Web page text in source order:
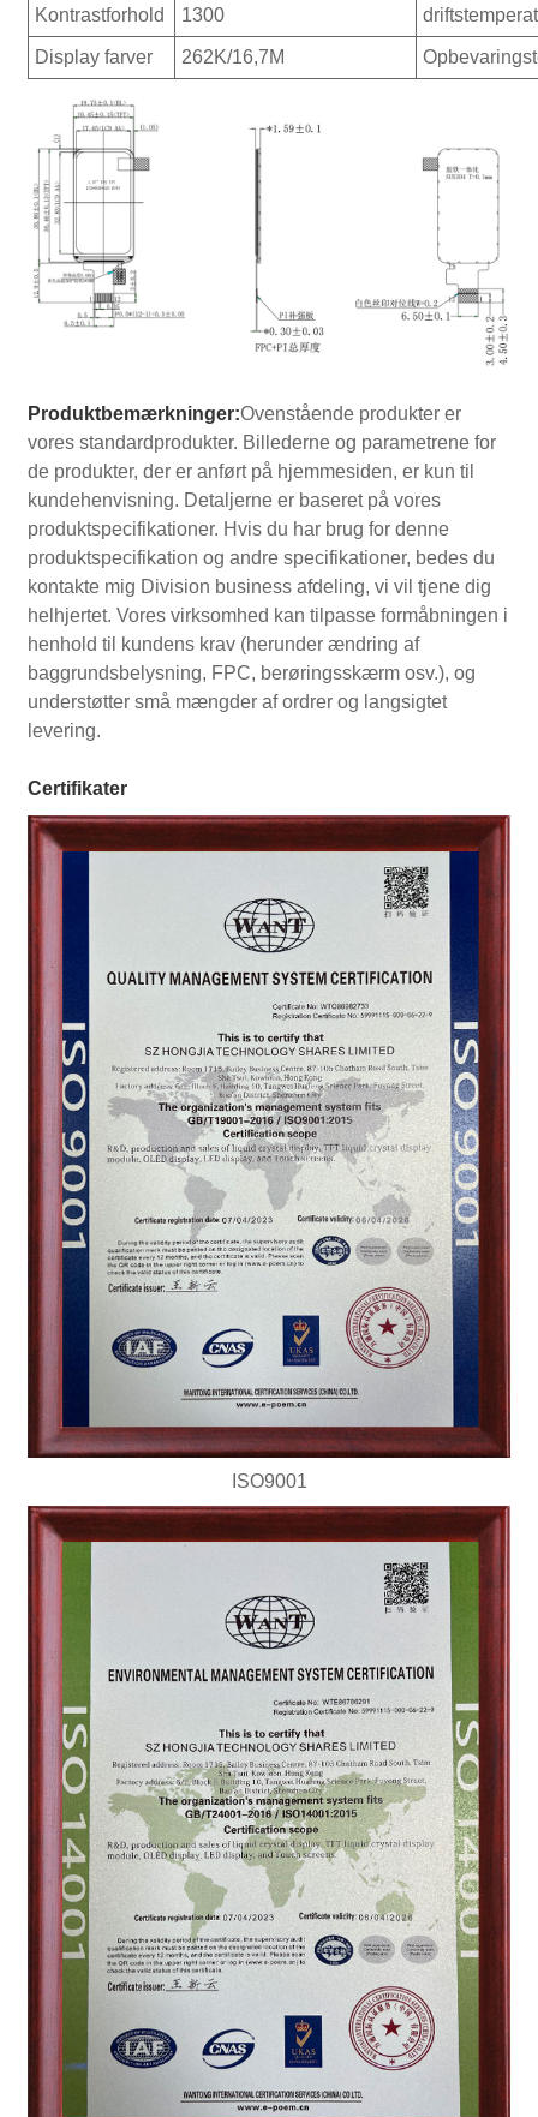
Kontrastforhold 1300
Display farver 262K/16,7M
Produktbemærkninger:Ovenstående produkter er
vores standardprodukter. Billederne og parametrene for
de produkter, der er anført på hjemmesiden, er kun til
kundehenvisning. Detaljerne er baseret på vores
produktspecifikationer. Hvis du har brug for denne
produktspecifikation og andre specifikationer, bedes du
kontakte mig Division business afdeling, vi vil tjene dig
helhjertet. Vores virksomhed kan tilpasse formåbningen i
henhold til kundens krav (herunder ændring af
baggrundsbelysning, FPC, berøringsskærm osv.), og
understøtter små mængder af ordrer og langsigtet
levering.
Certifikater
ISO9001